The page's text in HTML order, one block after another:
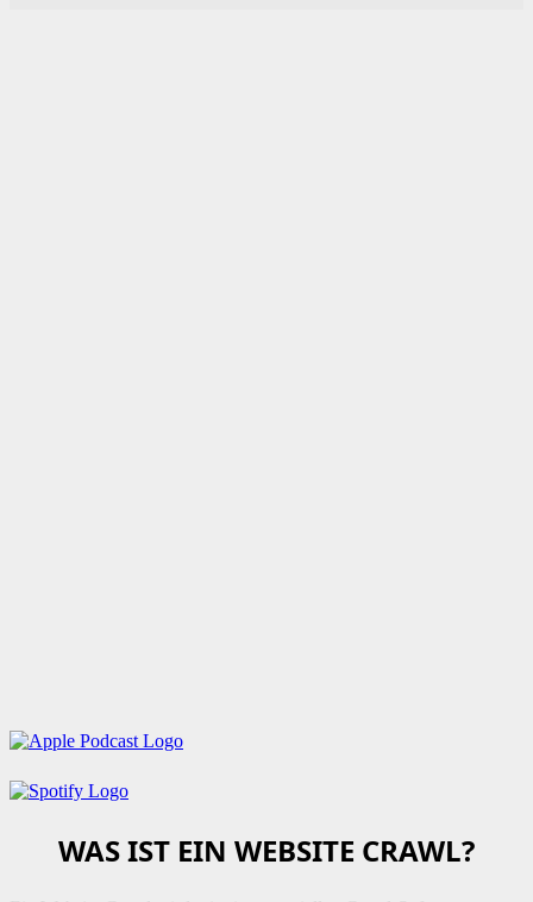
WAS IST EIN WEBSITE CRAWL?